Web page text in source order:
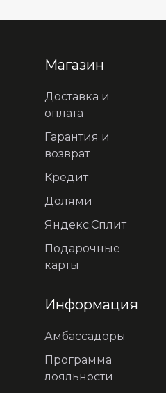
Магазин
Доставка и
оплата
Гарантия и
возврат
Кредит
Долями
Яндекс.Сплит
Подарочные
карты
Информация
Амбассадоры
Программа
лояльности